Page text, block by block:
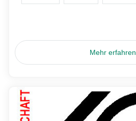
Mehr erfahren